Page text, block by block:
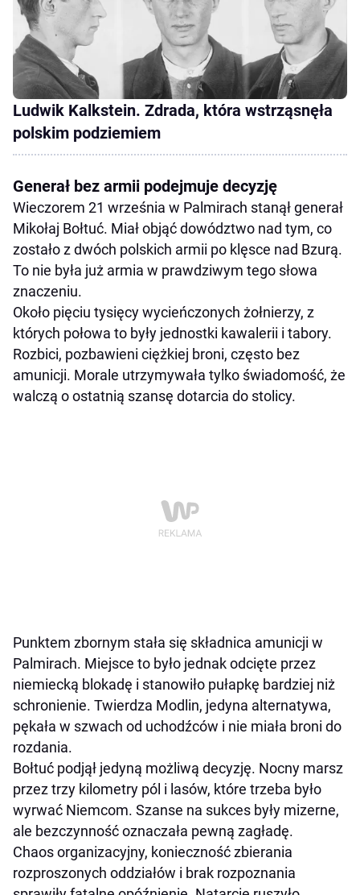
Ludwik Kalkstein. Zdrada, która wstrząsnęła
polskim podziemiem
Generał bez armii podejmuje decyzję
Wieczorem 21 września w Palmirach stanął generał
Mikołaj Bołtuć. Miał objąć dowództwo nad tym, co
zostało z dwóch polskich armii po klęsce nad Bzurą.
To nie była już armia w prawdziwym tego słowa
znaczeniu.
Około pięciu tysięcy wycieńczonych żołnierzy, z
których połowa to były jednostki kawalerii i tabory.
Rozbici, pozbawieni ciężkiej broni, często bez
amunicji. Morale utrzymywała tylko świadomość, że
walczą o ostatnią szansę dotarcia do stolicy.
Punktem zbornym stała się składnica amunicji w
Palmirach. Miejsce to było jednak odcięte przez
niemiecką blokadę i stanowiło pułapkę bardziej niż
schronienie. Twierdza Modlin, jedyna alternatywa,
pękała w szwach od uchodźców i nie miała broni do
rozdania.
Bołtuć podjął jedyną możliwą decyzję. Nocny marsz
przez trzy kilometry pól i lasów, które trzeba było
wyrwać Niemcom. Szanse na sukces były mizerne,
ale bezczynność oznaczała pewną zagładę.
Chaos organizacyjny, konieczność zbierania
rozproszonych oddziałów i brak rozpoznania